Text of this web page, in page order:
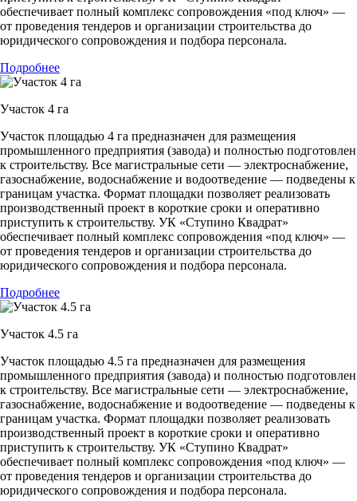
обеспечивает полный комплекс сопровождения «под ключ» —
от проведения тендеров и организации строительства до
юридического сопровождения и подбора персонала.
Подробнее
Участок 4 га
Участок площадью 4 га предназначен для размещения
промышленного предприятия (завода) и полностью подготовлен
к строительству. Все магистральные сети — электроснабжение,
газоснабжение, водоснабжение и водоотведение — подведены к
границам участка. Формат площадки позволяет реализовать
производственный проект в короткие сроки и оперативно
приступить к строительству. УК «Ступино Квадрат»
обеспечивает полный комплекс сопровождения «под ключ» —
от проведения тендеров и организации строительства до
юридического сопровождения и подбора персонала.
Подробнее
Участок 4.5 га
Участок площадью 4.5 га предназначен для размещения
промышленного предприятия (завода) и полностью подготовлен
к строительству. Все магистральные сети — электроснабжение,
газоснабжение, водоснабжение и водоотведение — подведены к
границам участка. Формат площадки позволяет реализовать
производственный проект в короткие сроки и оперативно
приступить к строительству. УК «Ступино Квадрат»
обеспечивает полный комплекс сопровождения «под ключ» —
от проведения тендеров и организации строительства до
юридического сопровождения и подбора персонала.